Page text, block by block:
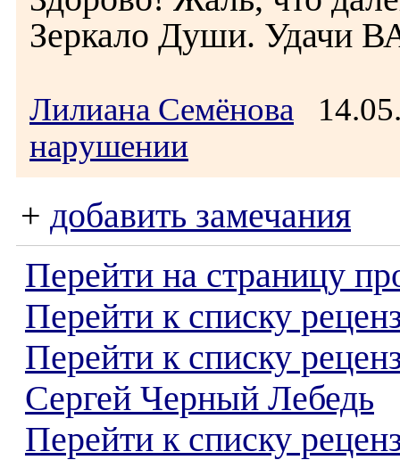
Зеркало Души. Удачи
Лилиана Семёнова
нарушении
+ добавить замечания
Перейти на страницу
Перейти к списку
Перейти к списку
Сергей Черный Лебедь
Перейти к списку